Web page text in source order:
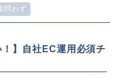
問わず
！】自社EC運用必須チ